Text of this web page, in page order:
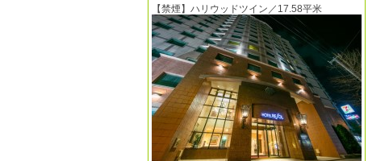
【禁煙】ハリウッドツイン／17.58平米